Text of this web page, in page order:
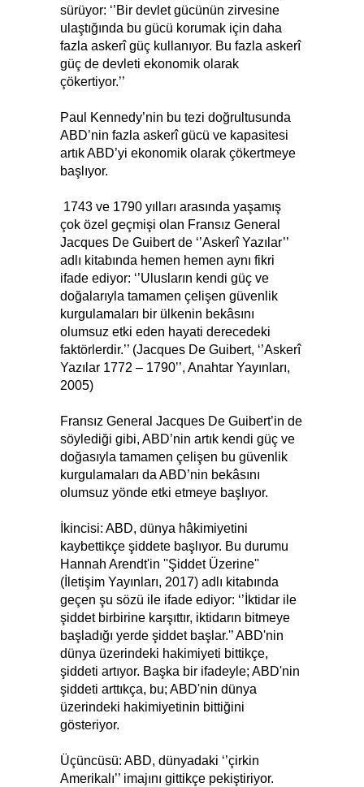
sürüyor: ‘’Bir devlet gücünün zirvesine
ulaştığında bu gücü korumak için daha
fazla askerî güç kullanıyor. Bu fazla askerî
güç de devleti ekonomik olarak
çökertiyor.’’
Paul Kennedy’nin bu tezi doğrultusunda
ABD’nin fazla askerî gücü ve kapasitesi
artık ABD’yi ekonomik olarak çökertmeye
başlıyor.
1743 ve 1790 yılları arasında yaşamış
çok özel geçmişi olan Fransız General
Jacques De Guibert de ‘’Askerî Yazılar’’
adlı kitabında hemen hemen aynı fikri
ifade ediyor: ‘’Ulusların kendi güç ve
doğalarıyla tamamen çelişen güvenlik
kurgulamaları bir ülkenin bekâsını
olumsuz etki eden hayati derecedeki
faktörlerdir.’’ (Jacques De Guibert, ‘’Askerî
Yazılar 1772 – 1790’’, Anahtar Yayınları,
2005)
Fransız General Jacques De Guibert’in de
söylediği gibi, ABD’nin artık kendi güç ve
doğasıyla tamamen çelişen bu güvenlik
kurgulamaları da ABD’nin bekâsını
olumsuz yönde etki etmeye başlıyor.
İkincisi: ABD, dünya hâkimiyetini
kaybettikçe şiddete başlıyor. Bu durumu
Hannah Arendt'in ''Şiddet Üzerine''
(İletişim Yayınları, 2017) adlı kitabında
geçen şu sözü ile ifade ediyor: ‘’İktidar ile
şiddet birbirine karşıttır, iktidarın bitmeye
başladığı yerde şiddet başlar.'’ ABD'nin
dünya üzerindeki hakimiyeti bittikçe,
şiddeti artıyor. Başka bir ifadeyle; ABD'nin
şiddeti arttıkça, bu; ABD'nin dünya
üzerindeki hakimiyetinin bittiğini
gösteriyor.
Üçüncüsü: ABD, dünyadaki ‘’çirkin
Amerikalı’’ imajını gittikçe pekiştiriyor.